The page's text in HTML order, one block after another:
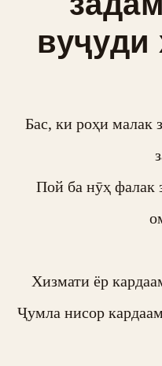
вуҷуди
Бас, ки роҳи малак
Пой ба нӯҳ фалак
Хизмати ёр
Ҷумла нисор